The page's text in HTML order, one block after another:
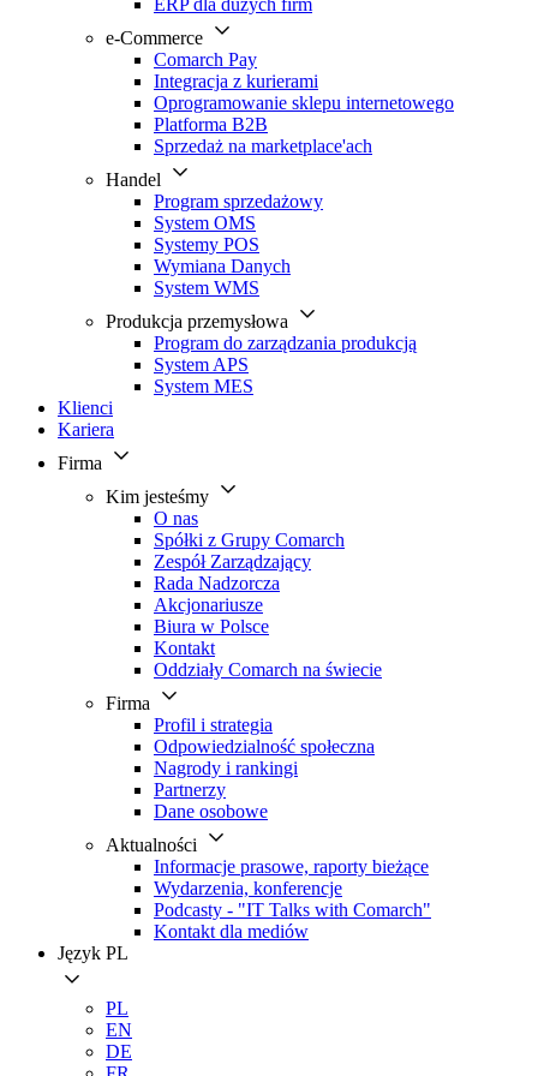
ERP dla dużych firm
e-Commerce
Comarch Pay
Integracja z kurierami
Oprogramowanie sklepu internetowego
Platforma B2B
Sprzedaż na marketplace'ach
Handel
Program sprzedażowy
System OMS
Systemy POS
Wymiana Danych
System WMS
Produkcja przemysłowa
Program do zarządzania produkcją
System APS
System MES
Klienci
Kariera
Firma
Kim jesteśmy
O nas
Spółki z Grupy Comarch
Zespół Zarządzający
Rada Nadzorcza
Akcjonariusze
Biura w Polsce
Kontakt
Oddziały Comarch na świecie
Firma
Profil i strategia
Odpowiedzialność społeczna
Nagrody i rankingi
Partnerzy
Dane osobowe
Aktualności
Informacje prasowe, raporty bieżące
Wydarzenia, konferencje
Podcasty - "IT Talks with Comarch"
Kontakt dla mediów
Język PL
PL
EN
DE